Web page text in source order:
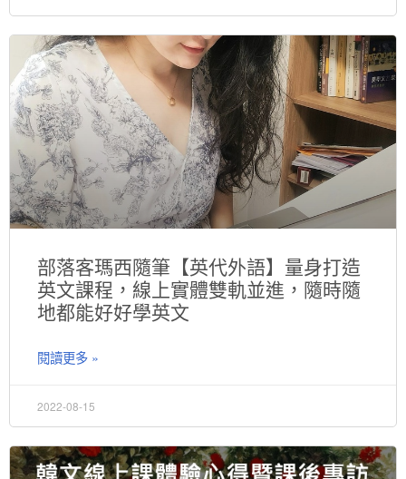
部落客瑪西隨筆【英代外語】量身打造
英文課程，線上實體雙軌並進，隨時隨
地都能好好學英文
閱讀更多 »
2022-08-15